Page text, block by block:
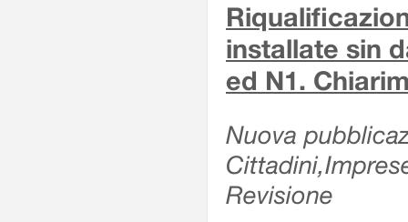
installate sin
ed N1.
Nuova
Revisione